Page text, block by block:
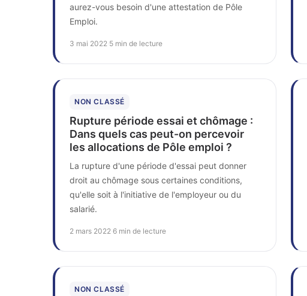
aurez-vous besoin d'une attestation de Pôle
Emploi.
3 mai 2022 5 min de lecture
NON CLASSÉ
Rupture période essai et chômage :
Dans quels cas peut-on percevoir
les allocations de Pôle emploi ?
La rupture d'une période d'essai peut donner
droit au chômage sous certaines conditions,
qu'elle soit à l'initiative de l'employeur ou du
salarié.
2 mars 2022 6 min de lecture
NON CLASSÉ